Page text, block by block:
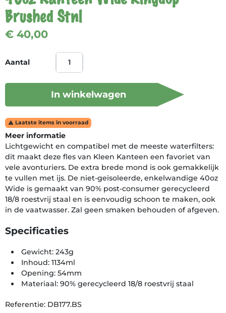
Brushed Stnl
€ 40,00
Aantal
In winkelwagen
 Laatste items in voorraad
Meer informatie
Lichtgewicht en compatibel met de meeste waterfilters:
dit maakt deze fles van Kleen Kanteen een favoriet van
vele avonturiers. De extra brede mond is ook gemakkelijk
te vullen met ijs. De niet-geïsoleerde, enkelwandige 40oz
Wide is gemaakt van 90% post-consumer gerecycleerd
18/8 roestvrij staal en is eenvoudig schoon te maken, ook
in de vaatwasser. Zal geen smaken behouden of afgeven.
Specificaties
Gewicht: 243g
Inhoud: 1134ml
Opening: 54mm
Materiaal: 90% gerecycleerd 18/8 roestvrij staal
Referentie: DB177.BS